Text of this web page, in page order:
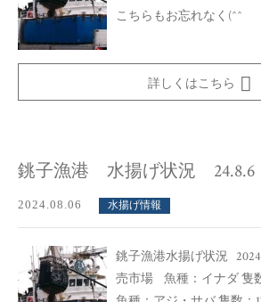
こちらもお忘れなく(^^
詳しくはこちら
銚子漁港 水揚げ状況 24.8.6
2024.08.06 水揚げ情報
銚子漁港水揚げ状況
売市場 魚種：イナダ 隻